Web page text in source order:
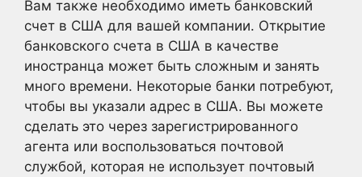
Вам также необходимо иметь банковский
счет в США для вашей компании. Открытие
банковского счета в США в качестве
иностранца может быть сложным и занять
много времени. Некоторые банки потребуют,
чтобы вы указали адрес в США. Вы можете
сделать это через зарегистрированного
агента или воспользоваться почтовой
службой, которая не использует почтовый